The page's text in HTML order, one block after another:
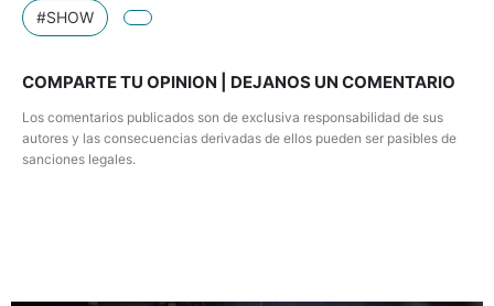
#SHOW
COMPARTE TU OPINION | DEJANOS UN COMENTARIO
Los comentarios publicados son de exclusiva responsabilidad de sus
autores y las consecuencias derivadas de ellos pueden ser pasibles de
sanciones legales.